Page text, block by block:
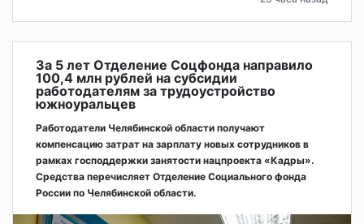
За 5 лет Отделение Соцфонда направило
100,4 млн рублей на субсидии
работодателям за трудоустройство
южноуральцев
Работодатели Челябинской области получают
компенсацию затрат на зарплату новых сотрудников в
рамках господдержки занятости нацпроекта «Кадры».
Средства перечисляет Отделение Социального фонда
России по Челябинской области.